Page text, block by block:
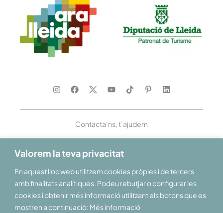
Valorem la teva privacitat
En aquest lloc web utilitzem cookies pròpies i de tercers
amb finalitats analítiques. Podeu rebutjar o configurar les
cookies i obtenir més informació utilitzant els botons que es
mostren a continuació: Més informació
Contacta’ns, t’ajudem
Et donem la benvinguda al Pirineu i les Terres de Lleida